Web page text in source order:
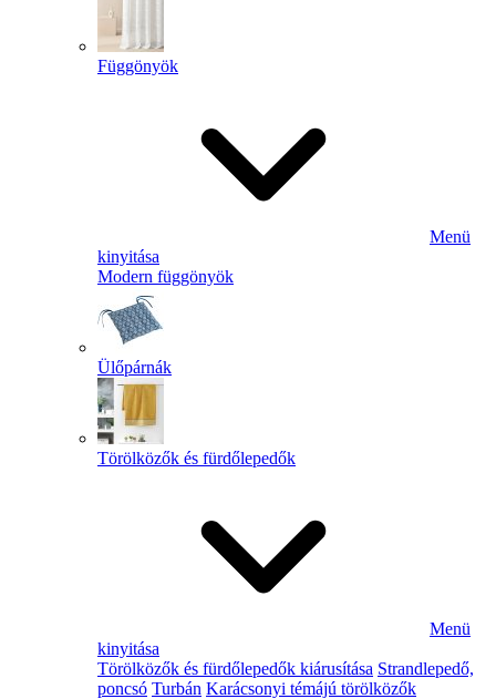
Függönyök
Menü
kinyitása
Modern függönyök
Ülőpárnák
Törölközők és fürdőlepedők
Menü
kinyitása
Törölközők és fürdőlepedők kiárusítása Strandlepedő,
poncsó Turbán Karácsonyi témájú törölközők